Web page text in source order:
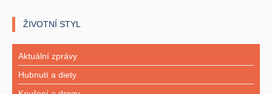
ŽIVOTNÍ STYL
Aktuální zprávy
Hubnutí a diety